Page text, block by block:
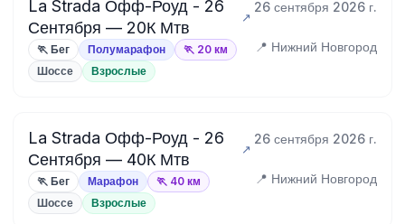
La Strada Офф-Роуд - 26
Сентября — 20К Мтв
26 сентября 2026 г.
🏃 Бег Полумарафон 🏃 20 км 📍 Нижний Новгород
Шоссе Взрослые
La Strada Офф-Роуд - 26
Сентября — 40К Мтв
26 сентября 2026 г.
🏃 Бег Марафон 🏃 40 км 📍 Нижний Новгород
Шоссе Взрослые